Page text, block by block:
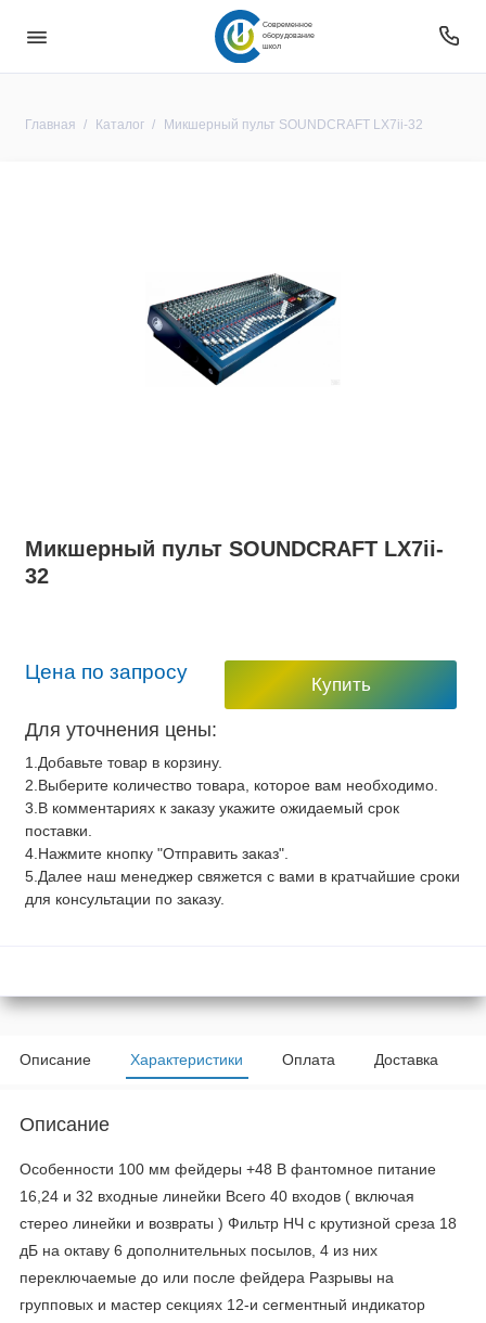
Современное
оборудование
школ
Главная Каталог Микшерный пульт SOUNDCRAFT LX7ii-32
Микшерный пульт SOUNDCRAFT LX7ii-
32
Цена по запросу
Купить
Для уточнения цены:
1.Добавьте товар в корзину.
2.Выберите количество товара, которое вам необходимо.
3.В комментариях к заказу укажите ожидаемый срок
поставки.
4.Нажмите кнопку "Отправить заказ".
5.Далее наш менеджер свяжется с вами в кратчайшие сроки
для консультации по заказу.
Описание Характеристики Оплата Доставка
Описание
Особенности 100 мм фейдеры +48 В фантомное питание
16,24 и 32 входные линейки Всего 40 входов ( включая
стерео линейки и возвраты ) Фильтр НЧ с крутизной среза 18
дБ на октаву 6 дополнительных посылов, 4 из них
переключаемые до или после фейдера Разрывы на
групповых и мастер секциях 12-и сегментный индикатор